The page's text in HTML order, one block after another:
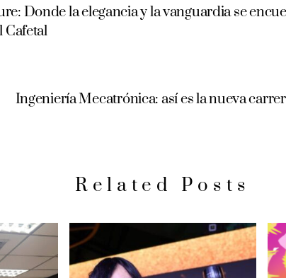
Donde la elegancia y la vanguardia se
Cafetal
Ingeniería Mecatrónica: así es la nueva
Related Posts